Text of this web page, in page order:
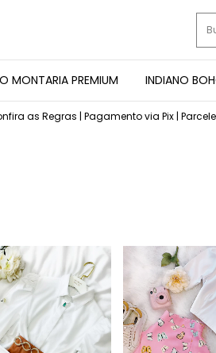
MONTARIA PREMIUM INDIANO
as Regras | Pagamento via Pix |